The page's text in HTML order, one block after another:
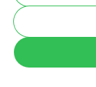
Een goede